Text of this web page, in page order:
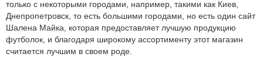
только с некоторыми городами, например, такими как Киев,
Днепропетровск, то есть большими городами, но есть один сайт
Шалена Майка, которая предоставляет лучшую продукцию
футболок, и благодаря широкому ассортименту этот магазин
считается лучшим в своем роде.